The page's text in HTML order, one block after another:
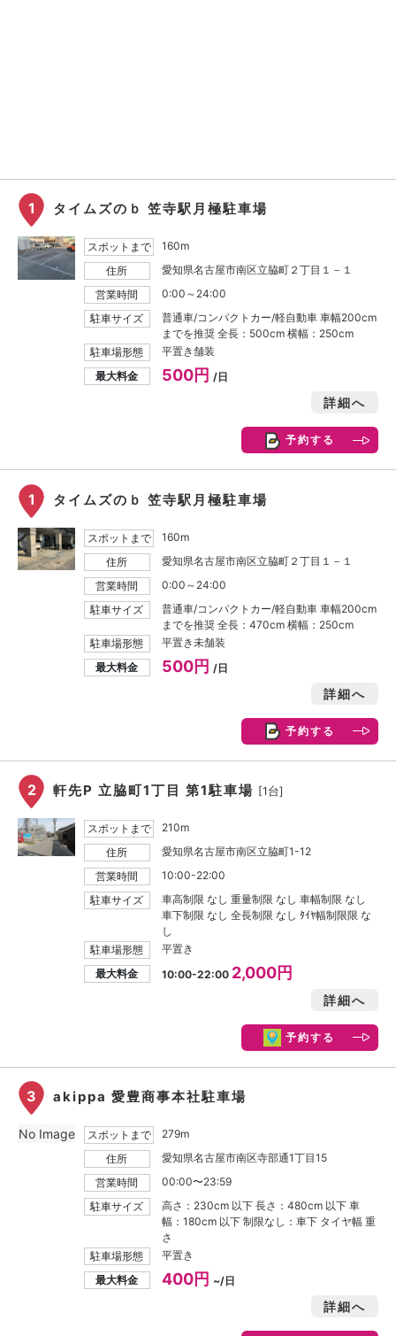
1 タイムズのｂ 笠寺駅月極駐車場
スポットまで
160m
住所
愛知県名古屋市南区立脇町２丁目１－１
営業時間
0:00～24:00
駐車サイズ
普通車/コンパクトカー/軽自動車 車幅200cm
までを推奨 全長：500cm 横幅：250cm
駐車場形態
平置き舗装
最大料金
500円/日
詳細へ
予約する
1 タイムズのｂ 笠寺駅月極駐車場
スポットまで
160m
住所
愛知県名古屋市南区立脇町２丁目１－１
営業時間
0:00～24:00
駐車サイズ
普通車/コンパクトカー/軽自動車 車幅200cm
までを推奨 全長：470cm 横幅：250cm
駐車場形態
平置き未舗装
最大料金
500円 /日
詳細へ
予約する
2 軒先P 立脇町1丁目 第1駐車場 [1台]
スポットまで
210m
住所
愛知県名古屋市南区立脇町1-12
営業時間
10:00-22:00
駐車サイズ
車高制限 なし 重量制限 なし 車幅制限 なし
車下制限 なし 全長制限 なし ﾀｲﾔ幅制限限 な
し
駐車場形態
平置き
最大料金
10:00-22:00 2,000円
詳細へ
予約する
3 akippa 愛豊商事本社駐車場
スポットまで
279m
住所
愛知県名古屋市南区寺部通1丁目15
営業時間
00:00〜23:59
駐車サイズ
高さ：230cm 以下 長さ：480cm 以下 車
幅：180cm 以下 制限なし：車下 タイヤ幅 重
さ
駐車場形態
平置き
最大料金
400円 ~/日
詳細へ
No Image